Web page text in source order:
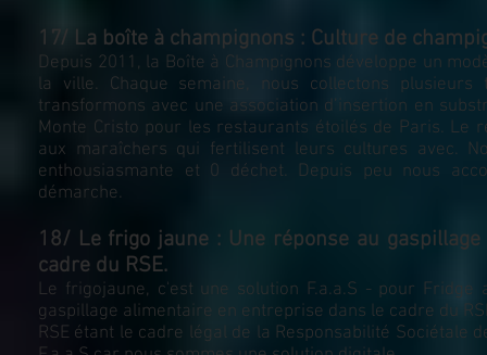
17/ La boîte à champignons : Culture de
Depuis 2011, la Boîte à Champignons développe un
la ville. Chaque semaine, nous collectons
transformons avec une association d’insertion en
Monte Cristo pour les restaurants étoilés de Paris. Le
aux maraîchers qui fertilisent leurs cultures avec.
enthousiasmante et 0 déchet. Depuis peu nous
démarche.
18/ Le frigo jaune : Une réponse au
cadre du RSE.
Le frigojaune, c'est une solution F.a.a.S - pour
gaspillage alimentaire en entreprise dans le cadre du
RSE étant le cadre légal de la Responsabilité Sociétale